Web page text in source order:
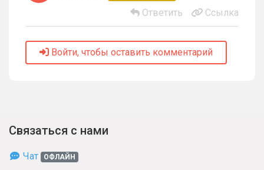
Ответить Ссылка
Войти, чтобы оставить комментарий
Связаться с нами
Чат ОФЛАЙН